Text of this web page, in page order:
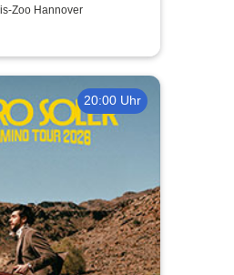
Tiere
Zoo Hannover
20:00 Uhr